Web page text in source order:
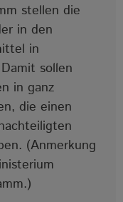
stellen die
in den
in
sollen
in ganz
die einen
(Anmerkung